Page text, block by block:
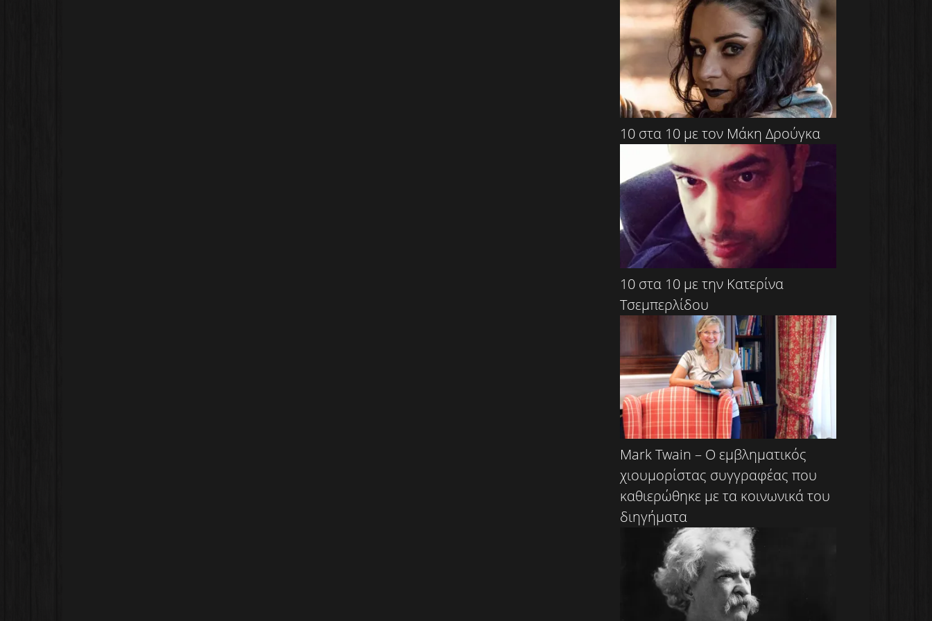
10 στα 10 με τον Μάκη Δρούγκα
10 στα 10 με την Κατερίνα
Τσεμπερλίδου
Mark Twain – Ο εμβληματικός
χιουμορίστας συγγραφέας που
καθιερώθηκε με τα κοινωνικά του
διηγήματα